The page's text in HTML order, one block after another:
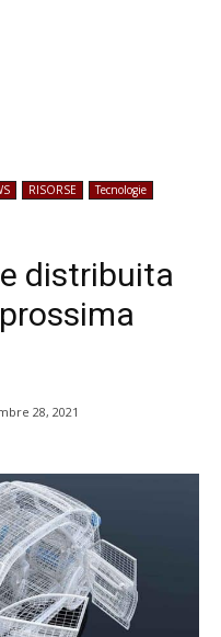
RISORSE Tecnologie
distribuita
28, 2021